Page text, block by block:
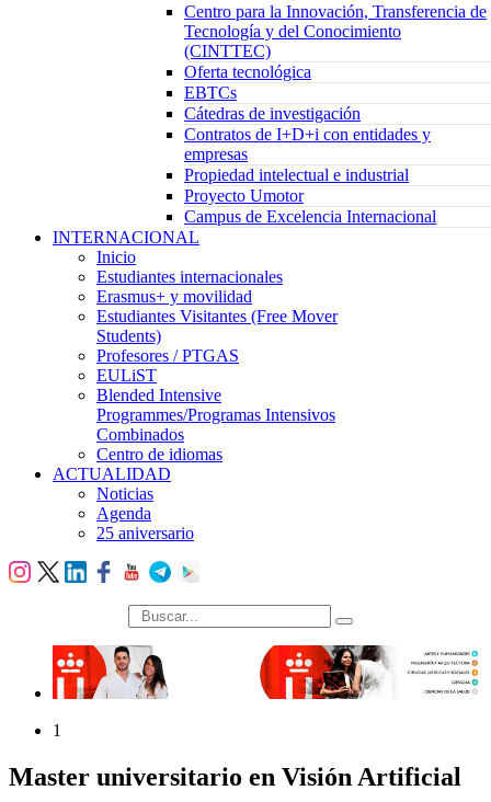
Centro para la Innovación, Transferencia de
Tecnología y del Conocimiento
(CINTTEC)
Oferta tecnológica
EBTCs
Cátedras de investigación
Contratos de I+D+i con entidades y
empresas
Propiedad intelectual e industrial
Proyecto Umotor
Campus de Excelencia Internacional
INTERNACIONAL
Inicio
Estudiantes internacionales
Erasmus+ y movilidad
Estudiantes Visitantes (Free Mover
Students)
Profesores / PTGAS
EULiST
Blended Intensive
Programmes/Programas Intensivos
Combinados
Centro de idiomas
ACTUALIDAD
Noticias
Agenda
25 aniversario
búsqueda
1
Master universitario en Visión Artificial